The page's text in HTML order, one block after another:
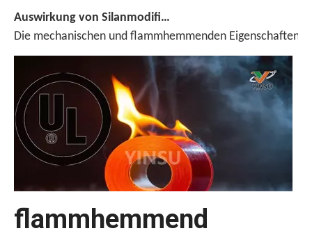
Die mechanischen und flammhemmenden Eigenschaften
flammhemmend